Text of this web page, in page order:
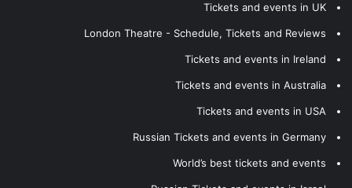
Tickets and events in UK
London Theatre - Schedule, Tickets and Reviews
Tickets and events in Ireland
Tickets and events in Australia
Tickets and events in USA
Russian Tickets and events in Germany
World’s best tickets and events